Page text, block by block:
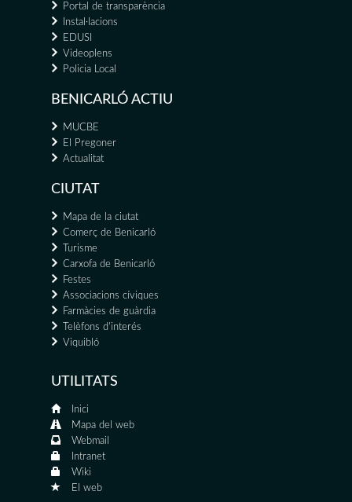
Portal de transparència
Instal·lacions
EDUSI
Videoplens
Policia Local
BENICARLÓ ACTIU
MUCBE
El Pregoner
Actualitat
CIUTAT
Mapa de la ciutat
Comerç de Benicarló
Turisme
Carxofa de Benicarló
Festes
Associacions cíviques
Farmàcies de guàrdia
Telèfons d'interés
Viquibló
UTILITATS
Inici
Mapa del web
Webmail
Intranet
Wiki
El web